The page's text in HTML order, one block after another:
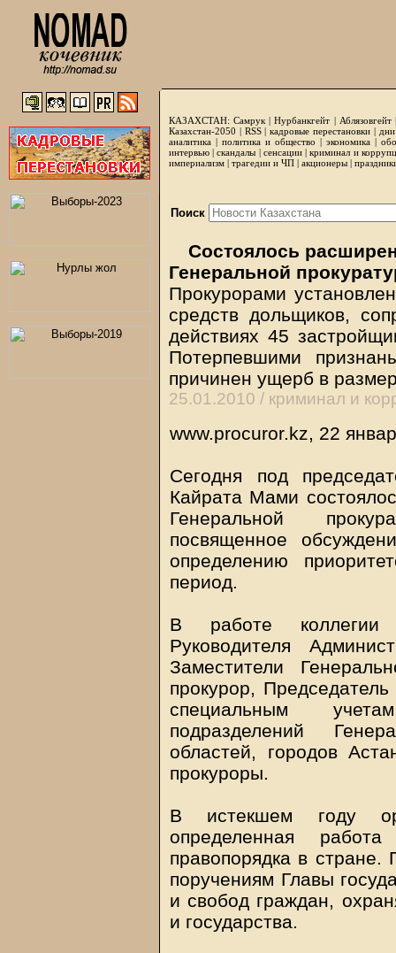
КАЗАХСТАН: Самрук |Нурбанкгейт | Аблязовгейт
Казахстан-2050 | RSS|кадровые перестановки|
аналитика | политика и общество | экономика |
интервью |скандалы | сенсации|криминал и
империализм | трагедии и ЧП | акционеры |
Поиск
Состоялось
Генеральной
Прокурорами
средств дольщиков,
действиях 45
Потерпевшими
причинен ущерб в
25.01.2010 / криминал и
www.procuror.kz, 22
Сегодня под
Кайрата Мами
Генеральной
посвященное
определению
период.
В работе коллегии
Руководителя
Заместители
прокурор,
специальным
подразделений
областей, городов
прокуроры.
В истекшем году
определенная
правопорядка в
поручениям Главы
и свобод граждан,
и государства.